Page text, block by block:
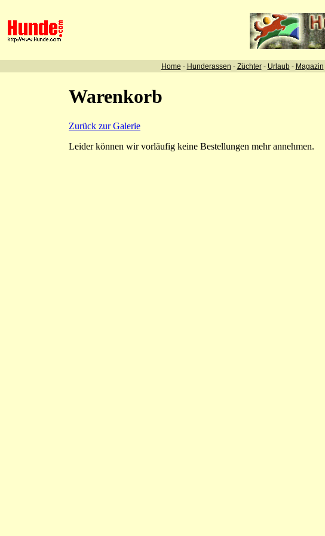
Home - Hunderassen - Züchter- Urlaub- Magazin
Warenkorb
Zurück zur Galerie
Leider können wir vorläufig keine Bestellungen mehr annehmen.